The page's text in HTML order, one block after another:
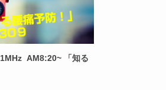
AM8:20~ 「知る